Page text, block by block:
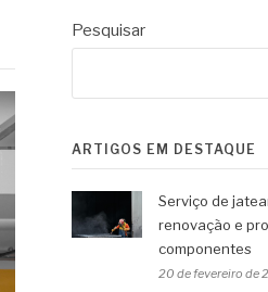
Pesquisar
ARTIGOS EM DESTAQUE
Serviço de
renovação e
componentes
20 de fevereiro de